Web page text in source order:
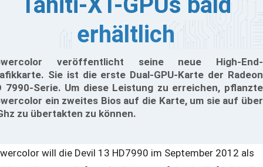
erhältlich
veröffentlicht seine neue High-End-
Sie ist die erste Dual-GPU-Karte der Radeon
7990-Serie. Um diese Leistung zu erreichen, pflanzte
ein zweites Bios auf die Karte, um sie auf über
zu übertakten zu können.
will die Devil 13 HD7990 im September 2012 als